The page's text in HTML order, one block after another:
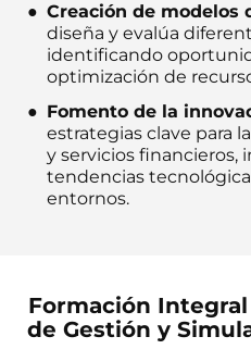
Creación de modelos
diseña y evalúa
identificando
optimización de
Fomento de la
estrategias clave para
y servicios financieros,
tendencias
entornos.
Formación
de Gestión y